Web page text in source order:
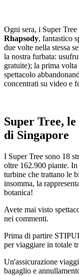
Ogni sera, i Super
Rhapsody, fantastico
due volte nella stessa
la nostra furbata:
gratuite); la prima
spettacolo
concentrati su video e
Super Tree,
di Singapore
I Super Tree sono 18
oltre 162.900 piante.
turbine che trattano le
insomma, la
botanica!
Avete mai visto
nei commenti.
Prima di partire
per viaggiare in totale
Un'assicurazione
bagaglio e